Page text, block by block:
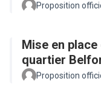
Proposition
Mise en
quartier
Proposition